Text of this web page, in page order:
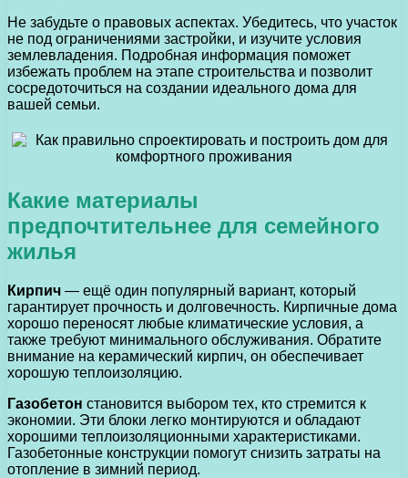
Не забудьте о правовых аспектах. Убедитесь, что участок
не под ограничениями застройки, и изучите условия
землевладения. Подробная информация поможет
избежать проблем на этапе строительства и позволит
сосредоточиться на создании идеального дома для
вашей семьи.
Какие материалы
предпочтительнее для семейного
жилья
Кирпич — ещё один популярный вариант, который
гарантирует прочность и долговечность. Кирпичные дома
хорошо переносят любые климатические условия, а
также требуют минимального обслуживания. Обратите
внимание на керамический кирпич, он обеспечивает
хорошую теплоизоляцию.
Газобетон становится выбором тех, кто стремится к
экономии. Эти блоки легко монтируются и обладают
хорошими теплоизоляционными характеристиками.
Газобетонные конструкции помогут снизить затраты на
отопление в зимний период.